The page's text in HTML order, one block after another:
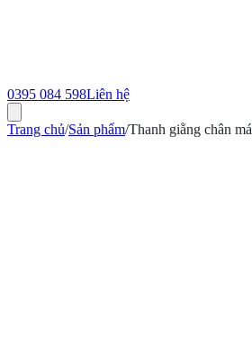
0395 084 598Liên hệ
Trang chủ/Sản phẩm/Thanh giằng chân